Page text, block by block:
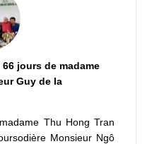
jours de madame
Guy de la
Thu Hong Tran
Monsieur Ngô